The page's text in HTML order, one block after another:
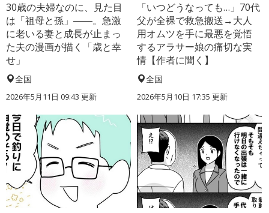
30歳の夫婦なのに、見た目
は「祖母と孫」――。急激
に老いる妻と成長が止まっ
た夫の漫画が描く「歳と幸
せ」
全国
2026年5月11日 09:43 更新
「いつどうなっても…」70代
父が全裸で救急搬送→大人
用オムツを手に最悪を覚悟
するアラサー娘の痛切な実
情【作者に聞く】
全国
2026年5月10日 17:35 更新